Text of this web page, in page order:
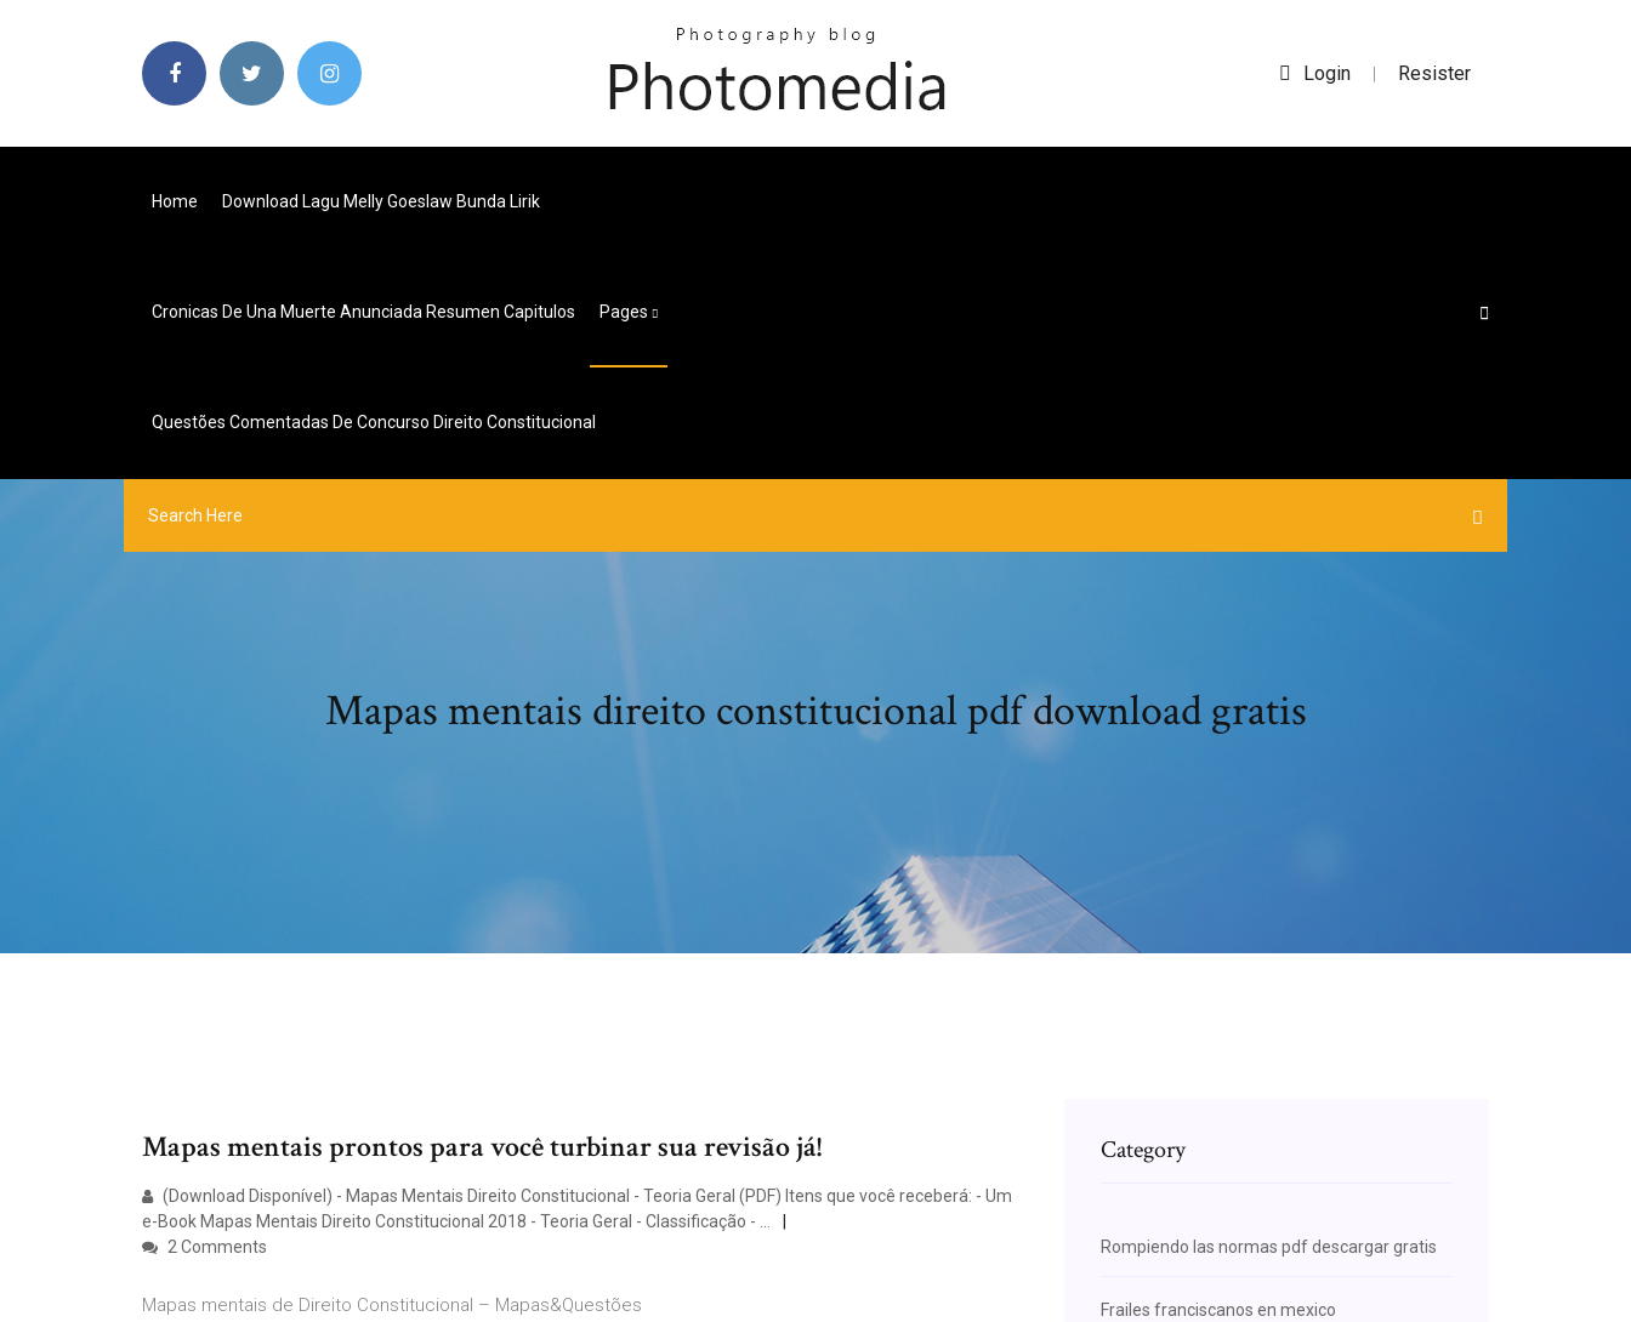
Login | Resister
Home Download Lagu Melly Goeslaw Bunda Lirik
Cronicas De Una Muerte Anunciada Resumen Capitulos Pages
Questões Comentadas De Concurso Direito Constitucional
Mapas mentais direito constitucional pdf download gratis
Mapas mentais prontos para você turbinar sua revisão já!
(Download Disponível) - Mapas Mentais Direito Constitucional - Teoria Geral (PDF) Itens que você receberá: - Um
e-Book Mapas Mentais Direito Constitucional 2018 - Teoria Geral - Classificação - …
2 Comments
Mapas mentais de Direito Constitucional – Mapas&Questões
Category
Rompiendo las normas pdf descargar gratis
Frailes franciscanos en mexico